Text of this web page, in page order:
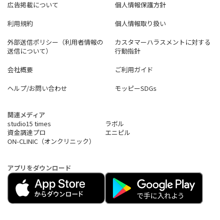
広告掲載について
個人情報保護方針
利用規約
個人情報取り扱い
外部送信ポリシー（利用者情報の
送信について）
カスタマーハラスメントに対する
行動指針
会社概要
ご利用ガイド
ヘルプ/お問い合わせ
モッピーSDGs
関連メディア
studio15 times
ラボル
資金調達プロ
エニピル
ON-CLINIC（オンクリニック）
アプリをダウンロード